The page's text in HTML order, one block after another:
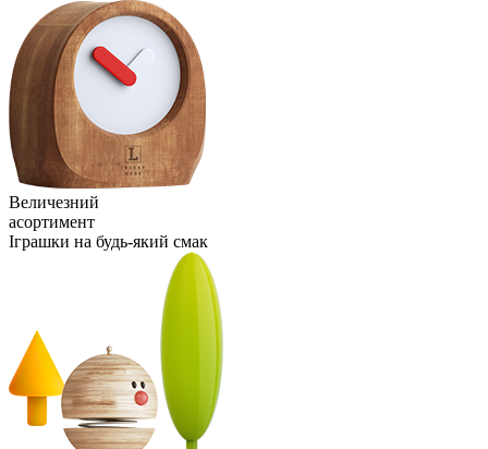
Величезний
асортимент
Іграшки на будь-який смак